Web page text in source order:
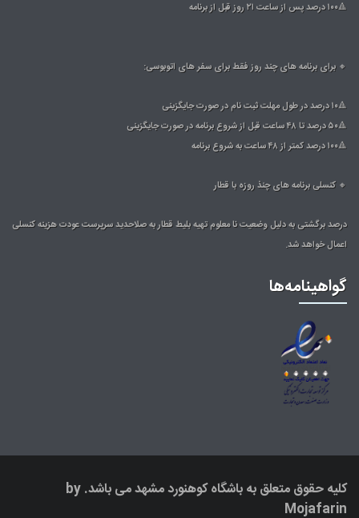
🔺۱۰۰ درصد پس از ساعت ۲۱ روز قبل از برنامه
🔸 برای برنامه های چند روز فقط برای سفر های اتوبوسی:
🔺۱۰ درصد در طول مهلت ثبت نام در صورت جایگزینی
🔺۵۰ درصد تا ۴۸ ساعت قبل از شروع برنامه در صورت جایگزینی
🔺۱۰۰ درصد کمتر از ۴۸ ساعت به شروع برنامه
🔸 کنسلی برنامه های چنذ روزه با قطار
درصد برگشتی به دلیل وضعیت نا معلوم تهیه بلیط قطار به صلاحدید سرپرست عودت هزینه کنسلی
اعمال خواهد شد.
گواهینامه‌ها
کلیه حقوق متعلق بهباشگاه کوهنورد مشهدمی باشد. by
Mojafarin